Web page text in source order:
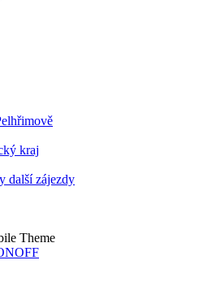
kraj
další zájezdy
Theme
OFF